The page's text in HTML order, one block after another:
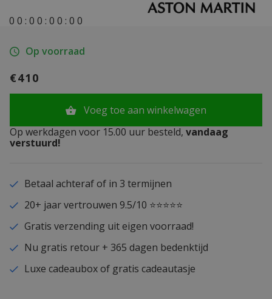
0 0 : 0 0 : 0 0 : 0 0
Op voorraad
€410
Voeg toe aan winkelwagen
Op werkdagen voor 15.00 uur besteld, vandaag
verstuurd!
Betaal achteraf of in 3 termijnen
20+ jaar vertrouwen 9.5/10 ⭐⭐⭐⭐⭐
Gratis verzending uit eigen voorraad!
Nu gratis retour + 365 dagen bedenktijd
Luxe cadeaubox of gratis cadeautasje